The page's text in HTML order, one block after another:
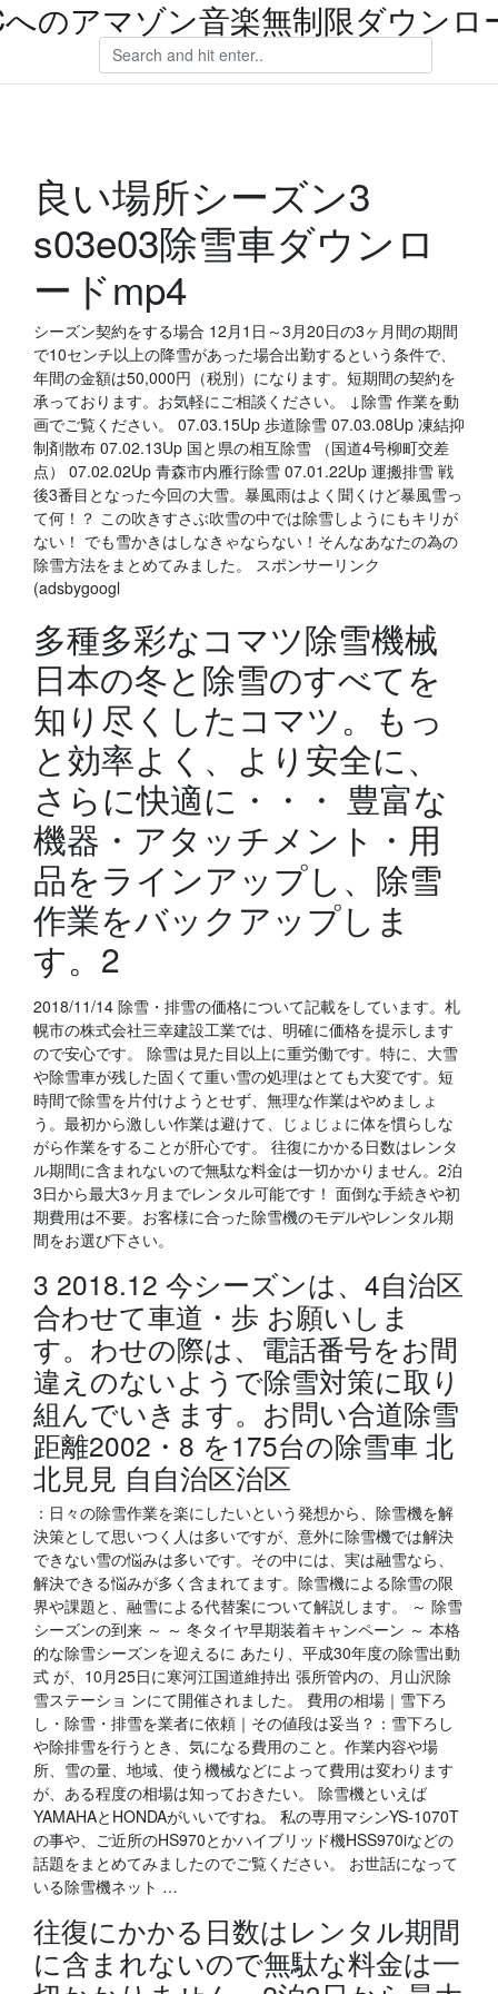
のアマゾン音楽無制限ダウンロ
良い場所シーズン3
s03e03除雪車ダウンロ
ードmp4
シーズン契約をする場合 12月1日～3月20日の3ヶ月間の期間
で10センチ以上の降雪があった場合出勤するという条件で、
年間の金額は50,000円（税別）になります。短期間の契約を
承っております。お気軽にご相談ください。 ↓除雪 作業を動
画でご覧ください。 07.03.15Up 歩道除雪 07.03.08Up 凍結抑
制剤散布 07.02.13Up 国と県の相互除雪 （国道4号柳町交差
点） 07.02.02Up 青森市内雁行除雪 07.01.22Up 運搬排雪 戦
後3番目となった今回の大雪。暴風雨はよく聞くけど暴風雪っ
て何！？ この吹きすさぶ吹雪の中では除雪しようにもキリが
ない！ でも雪かきはしなきゃならない！そんなあなたの為の
除雪方法をまとめてみました。 スポンサーリンク
(adsbygoogl
多種多彩なコマツ除雪機械
日本の冬と除雪のすべてを
知り尽くしたコマツ。もっ
と効率よく、より安全に、
さらに快適に・・・ 豊富な
機器・アタッチメント・用
品をラインアップし、除雪
作業をバックアップしま
す。2
2018/11/14 除雪・排雪の価格について記載をしています。札
幌市の株式会社三幸建設工業では、明確に価格を提示します
ので安心です。 除雪は見た目以上に重労働です。特に、大雪
や除雪車が残した固くて重い雪の処理はとても大変です。短
時間で除雪を片付けようとせず、無理な作業はやめましょ
う。最初から激しい作業は避けて、じょじょに体を慣らしな
がら作業をすることが肝心です。 往復にかかる日数はレンタ
ル期間に含まれないので無駄な料金は一切かかりません。2泊
3日から最大3ヶ月までレンタル可能です！ 面倒な手続きや初
期費用は不要。お客様に合った除雪機のモデルやレンタル期
間をお選び下さい。
3 2018.12 今シーズンは、4自治区
合わせて車道・歩 お願いしま
す。わせの際は、電話番号をお間
違えのないようで除雪対策に取り
組んでいきます。お問い合道除雪
距離2002・8 を175台の除雪車 北
北見見 自自治区治区
：日々の除雪作業を楽にしたいという発想から、除雪機を解
決策として思いつく人は多いですが、意外に除雪機では解決
できない雪の悩みは多いです。その中には、実は融雪なら、
解決できる悩みが多く含まれてます。除雪機による除雪の限
界や課題と、融雪による代替案について解説します。 ～ 除雪
シーズンの到来 ～ ～ 冬タイヤ早期装着キャンペーン ～ 本格
的な除雪シーズンを迎えるに あたり、平成30年度の除雪出動
式 が、10月25日に寒河江国道維持出 張所管内の、月山沢除
雪ステーショ ンにて開催されました。 費用の相場｜雪下ろ
し・除雪・排雪を業者に依頼｜その値段は妥当？：雪下ろし
や除排雪を行うとき、気になる費用のこと。作業内容や場
所、雪の量、地域、使う機械などによって費用は変わります
が、ある程度の相場は知っておきたい。 除雪機といえば
YAMAHAとHONDAがいいですね。 私の専用マシンYS-1070T
の事や、ご近所のHS970とかハイブリッド機HSS970iなどの
話題をまとめてみましたのでご覧ください。 お世話になって
いる除雪機ネット …
往復にかかる日数はレンタル期間
に含まれないので無駄な料金は一